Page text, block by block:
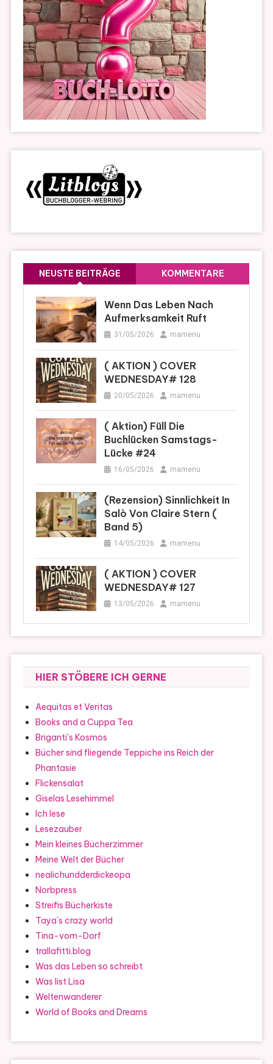
NEUSTE BEITRÄGE KOMMENTARE
Wenn Das Leben Nach
Aufmerksamkeit Ruft
31/05/2026 mamenu
( AKTION ) COVER
WEDNESDAY# 128
20/05/2026 mamenu
( Aktion) Füll Die
Buchlücken Samstags-
Lücke #24
16/05/2026 mamenu
(Rezension) Sinnlichkeit In
Salò Von Claire Stern (
Band 5)
14/05/2026 mamenu
( AKTION ) COVER
WEDNESDAY# 127
13/05/2026 mamenu
HIER STÖBERE ICH GERNE
Aequitas et Veritas
Books and a Cuppa Tea
Briganti's Kosmos
Bücher sind fliegende Teppiche ins Reich der
Phantasie
Flickensalat
Giselas Lesehimmel
Ich lese
Lesezauber
Mein kleines Bücherzimmer
Meine Welt der Bücher
nealichundderdickeopa
Norbpress
Streifis Bücherkiste
Taya`s crazy world
Tina-vom-Dorf
trallafitti.blog
Was das Leben so schreibt
Was list Lisa
Weltenwanderer
World of Books and Dreams